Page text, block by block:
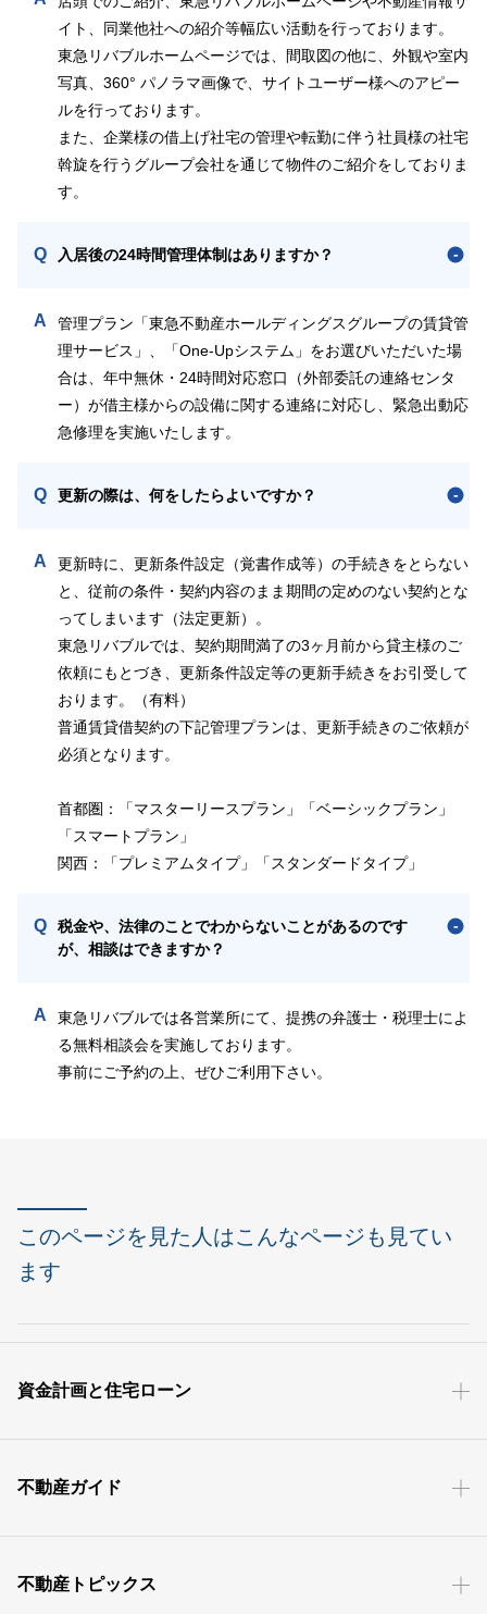
イト、同業他社への紹介等幅広い活動を行っております。
東急リバブルホームページでは、間取図の他に、外観や室内
写真、360° パノラマ画像で、サイトユーザー様へのアピー
ルを行っております。
また、企業様の借上げ社宅の管理や転勤に伴う社員様の社宅
斡旋を行うグループ会社を通じて物件のご紹介をしておりま
す。
Q 入居後の24時間管理体制はありますか？
A
管理プラン「東急不動産ホールディングスグループの賃貸管
理サービス」、「One-Upシステム」をお選びいただいた場
合は、年中無休・24時間対応窓口（外部委託の連絡センタ
ー）が借主様からの設備に関する連絡に対応し、緊急出動応
急修理を実施いたします。
Q 更新の際は、何をしたらよいですか？
A
更新時に、更新条件設定（覚書作成等）の手続きをとらない
と、従前の条件・契約内容のまま期間の定めのない契約とな
ってしまいます（法定更新）。
東急リバブルでは、契約期間満了の3ヶ月前から貸主様のご
依頼にもとづき、更新条件設定等の更新手続きをお引受して
おります。（有料）
普通賃貸借契約の下記管理プランは、更新手続きのご依頼が
必須となります。
首都圏：「マスターリースプラン」「ベーシックプラン」
「スマートプラン」
関西：「プレミアムタイプ」「スタンダードタイプ」
Q
税金や、法律のことでわからないことがあるのです
が、相談はできますか？
A
東急リバブルでは各営業所にて、提携の弁護士・税理士によ
る無料相談会を実施しております。
事前にご予約の上、ぜひご利用下さい。
このページを見た人はこんなページも見てい
ます
資金計画と住宅ローン
不動産ガイド
不動産トピックス